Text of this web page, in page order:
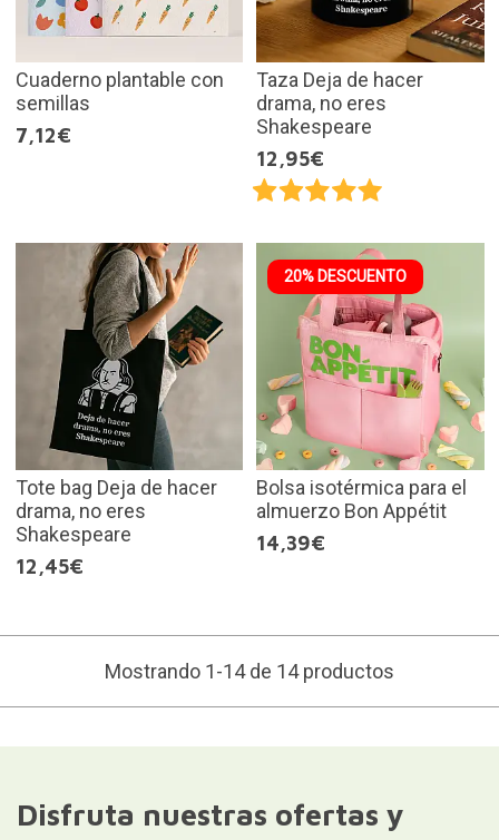
Cuaderno plantable con
semillas
7,12€
Taza Deja de hacer
drama, no eres
Shakespeare
12,95€
Tote bag Deja de hacer
drama, no eres
Shakespeare
12,45€
20% DESCUENTO
Bolsa isotérmica para el
almuerzo Bon Appétit
14,39€
Mostrando 1-14 de 14 productos
Disfruta nuestras ofertas y